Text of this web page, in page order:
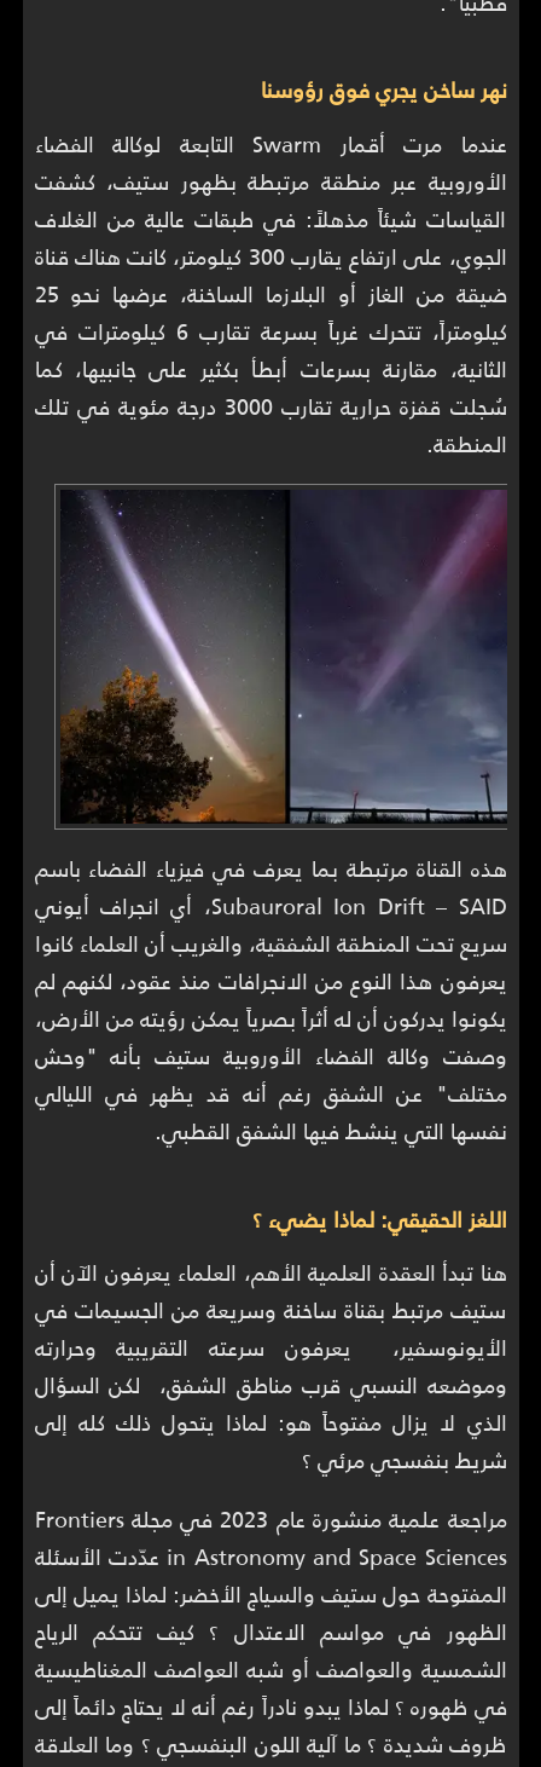
نهر ساخن يجري فوق رؤوسنا
عندما مرت أقمار Swarm التابعة لوكالة الفضاء
الأوروبية عبر منطقة مرتبطة بظهور ستيف، كشفت
القياسات شيئاً مذهلاً: في طبقات عالية من الغلاف
الجوي، على ارتفاع يقارب 300 كيلومتر، كانت هناك قناة
ضيقة من الغاز أو البلازما الساخنة، عرضها نحو 25
كيلومتراً، تتحرك غرباً بسرعة تقارب 6 كيلومترات في
الثانية، مقارنة بسرعات أبطأ بكثير على جانبيها، كما
سُجلت قفزة حرارية تقارب 3000 درجة مئوية في تلك
المنطقة.
هذه القناة مرتبطة بما يعرف في فيزياء الفضاء باسم
Subauroral Ion Drift – SAID، أي انجراف أيوني
سريع تحت المنطقة الشفقية، والغريب أن العلماء كانوا
يعرفون هذا النوع من الانجرافات منذ عقود، لكنهم لم
يكونوا يدركون أن له أثراً بصرياً يمكن رؤيته من الأرض،
وصفت وكالة الفضاء الأوروبية ستيف بأنه "وحش
مختلف" عن الشفق رغم أنه قد يظهر في الليالي
نفسها التي ينشط فيها الشفق القطبي.
اللغز الحقيقي: لماذا يضيء ؟
هنا تبدأ العقدة العلمية الأهم، العلماء يعرفون الآن أن
ستيف مرتبط بقناة ساخنة وسريعة من الجسيمات في
الأيونوسفير، يعرفون سرعته التقريبية وحرارته
وموضعه النسبي قرب مناطق الشفق، لكن السؤال
الذي لا يزال مفتوحاً هو: لماذا يتحول ذلك كله إلى
شريط بنفسجي مرئي ؟
مراجعة علمية منشورة عام 2023 في مجلة Frontiers
in Astronomy and Space Sciences عدّدت الأسئلة
المفتوحة حول ستيف والسياج الأخضر: لماذا يميل إلى
الظهور في مواسم الاعتدال ؟ كيف تتحكم الرياح
الشمسية والعواصف أو شبه العواصف المغناطيسية
في ظهوره ؟ لماذا يبدو نادراً رغم أنه لا يحتاج دائماً إلى
ظروف شديدة ؟ ما آلية اللون البنفسجي ؟ وما العلاقة